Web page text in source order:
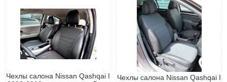
Чехлы салона Nissan Qashqai I
Чехлы салона Nissan Qashqai I